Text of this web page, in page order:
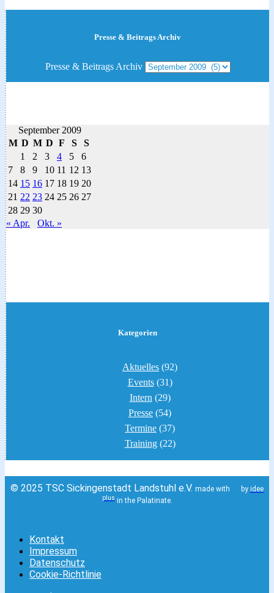
Presse & Beitrags Archiv
Presse & Beitrags Archiv
September 2009
M D M D F S
S
1
2 3 4 5
6
7
8 9 10 11 12 13
14 15 16 17 18 19 20
21 22 23 24 25 26 27
28 29 30
« Apr.
Okt. »
Kategorien
Aktuelles (92)
Events(31)
Intern (29)
Presse (54)
Termine (37)
Training(22)
© 2025 TSC Sickingenstadt Landstuhl e.V. made with by idee
plusin the Palatinate.
Kontakt
Impressum
Datenschutz
Cookie-Richtlinie